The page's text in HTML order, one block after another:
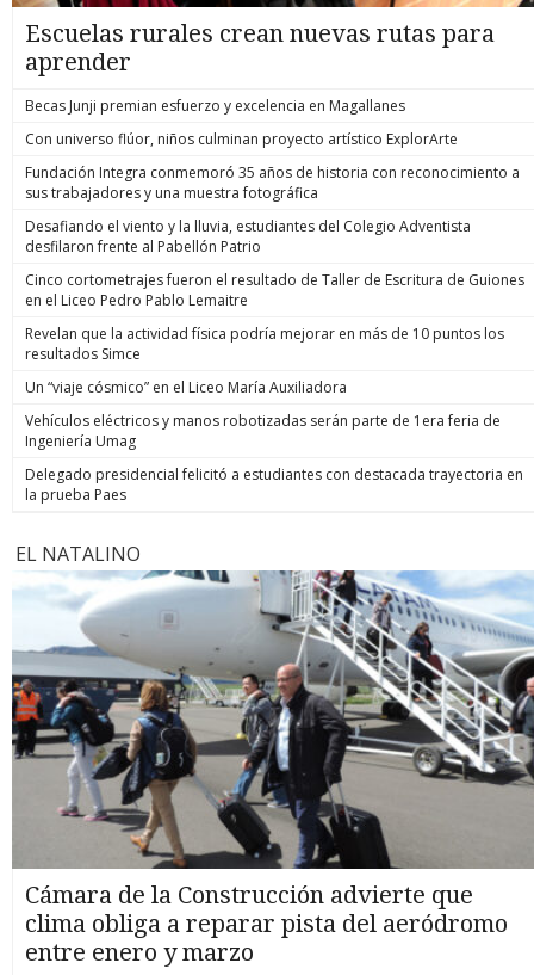
Escuelas rurales crean nuevas rutas para
aprender
Becas Junji premian esfuerzo y excelencia en Magallanes
Con universo flúor, niños culminan proyecto artístico ExplorArte
Fundación Integra conmemoró 35 años de historia con reconocimiento a
sus trabajadores y una muestra fotográfica
Desafiando el viento y la lluvia, estudiantes del Colegio Adventista
desfilaron frente al Pabellón Patrio
Cinco cortometrajes fueron el resultado de Taller de Escritura de Guiones
en el Liceo Pedro Pablo Lemaitre
Revelan que la actividad física podría mejorar en más de 10 puntos los
resultados Simce
Un “viaje cósmico” en el Liceo María Auxiliadora
Vehículos eléctricos y manos robotizadas serán parte de 1era feria de
Ingeniería Umag
Delegado presidencial felicitó a estudiantes con destacada trayectoria en
la prueba Paes
EL NATALINO
Cámara de la Construcción advierte que
clima obliga a reparar pista del aeródromo
entre enero y marzo